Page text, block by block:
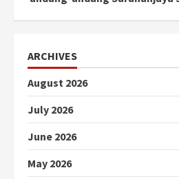
ARCHIVES
August 2026
July 2026
June 2026
May 2026